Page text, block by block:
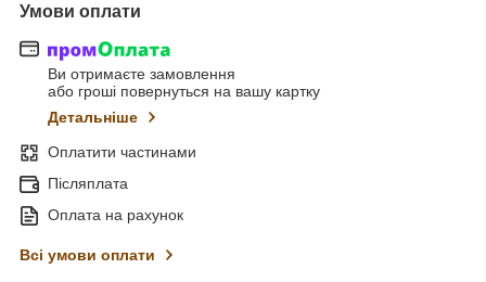
Умови оплати
Ви отримаєте замовлення
або гроші повернуться на вашу картку
Детальніше
Оплатити частинами
Післяплата
Оплата на рахунок
Всі умови оплати